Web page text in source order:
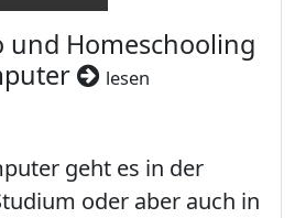
und Homeschooling
lesen
geht es in der
oder aber auch in